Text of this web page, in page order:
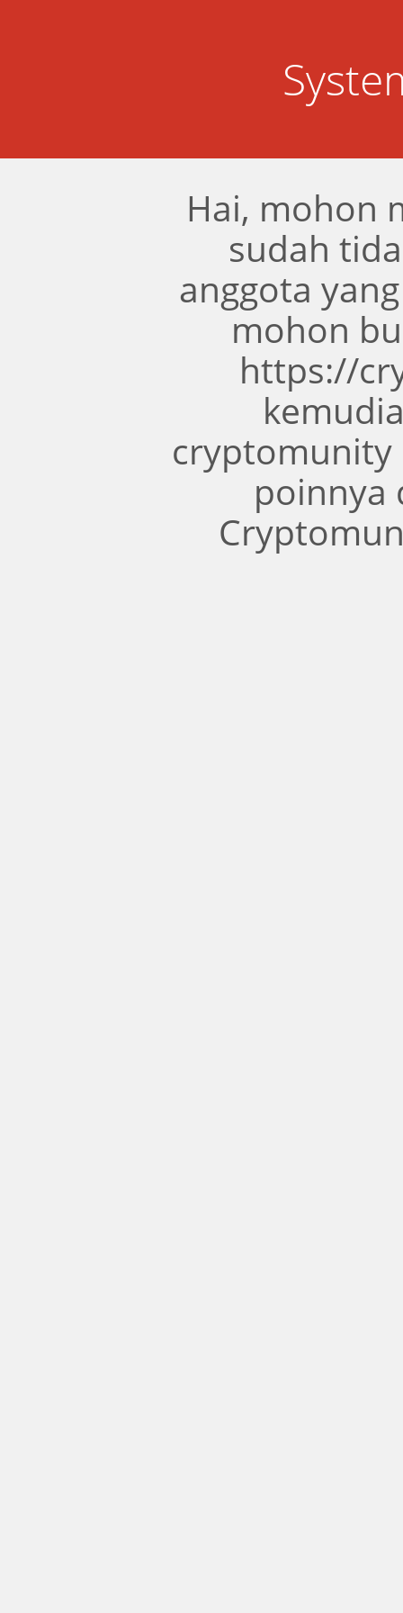
Hai, mohon
sudah
anggota
mohon
https://
poinnya